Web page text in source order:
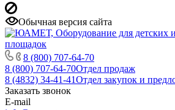
Обычная версия сайта
8 (800) 707-64-70
8 (800) 707-64-70Отдел продаж
8 (4832) 34-41-41Отдел закупок и
Заказать звонок
E-mail